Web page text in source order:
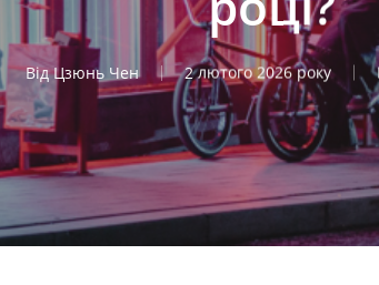
Від Цзюнь Чен 2 лютого 2026 року